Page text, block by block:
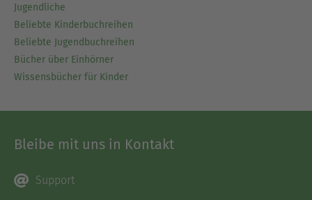
Jugendliche
Beliebte Kinderbuchreihen
Beliebte Jugendbuchreihen
Bücher über Einhörner
Wissensbücher für Kinder
Bleibe mit uns in Kontakt
Support